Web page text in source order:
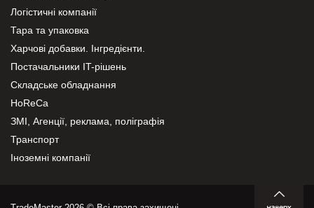
Логістичні компанії
Тара та упаковка
Харчові добавки. Інгредієнти.
Постачальники IT-рішень
Складське обладнання
HoReCa
ЗМІ, Агенції, реклама, поліграфія
Транспорт
Іноземні компанії